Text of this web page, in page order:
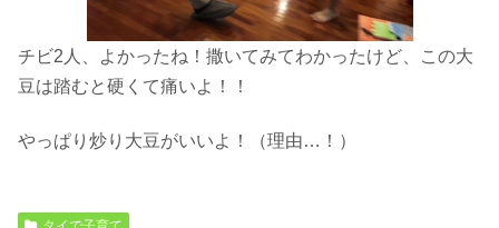
チビ2人、よかったね！撒いてみてわかったけど、この大
豆は踏むと硬くて痛いよ！！
やっぱり炒り大豆がいいよ！（理由…！）